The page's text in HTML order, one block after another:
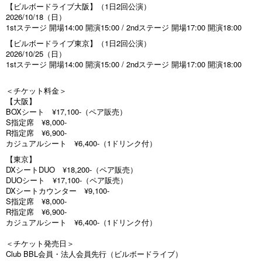
【ビルボードライブ大阪】（1日2回公演）
2026/10/18（日）
1stステージ 開場14:00 開演15:00 / 2ndステージ 開場17:00 開演18:00
【ビルボードライブ東京】（1日2回公演）
2026/10/25（日）
1stステージ 開場14:00 開演15:00 / 2ndステージ 開場17:00 開演18:00
＜チケット料金＞
【大阪】
BOXシート ¥17,100-（ペア販売）
S指定席 ¥8,000-
R指定席 ¥6,900-
カジュアルシート ¥6,400-（1ドリンク付）
【東京】
DXシートDUO ¥18,200-（ペア販売）
DUOシート ¥17,100-（ペア販売）
DXシートカウンター ¥9,100-
S指定席 ¥8,000-
R指定席 ¥6,900-
カジュアルシート ¥6,400-（1ドリンク付）
＜チケット発売日＞
Club BBL会員・法人会員先行（ビルボードライブ）